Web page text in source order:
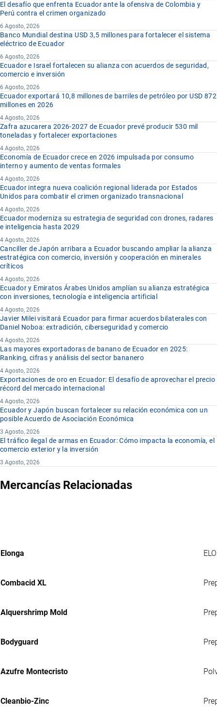
El desafío que enfrenta Ecuador ante la ofensiva de Colombia y
Perú contra el crimen organizado
6 Agosto, 2026
Banco Mundial destina USD 3,5 millones para fortalecer el sistema
eléctrico de Ecuador
6 Agosto, 2026
Ecuador e Israel fortalecen su alianza con acuerdos de seguridad,
comercio e inversión
6 Agosto, 2026
Ecuador exportará 10,8 millones de barriles de petróleo por USD 872
millones en 2026
4 Agosto, 2026
Zafra azucarera 2026-2027 de Ecuador prevé producir 530 mil
toneladas y fortalecer exportaciones
4 Agosto, 2026
Economía de Ecuador crece en 2026 impulsada por consumo
interno y aumento de ventas formales
4 Agosto, 2026
Ecuador integra nueva coalición regional liderada por Estados
Unidos para combatir el crimen organizado transnacional
4 Agosto, 2026
Ecuador moderniza su estrategia de seguridad con drones, radares
e inteligencia hasta 2029
4 Agosto, 2026
Canciller de Japón arribara a Ecuador buscando ampliar la alianza
estratégica con comercio, inversión y cooperación en minerales
críticos
4 Agosto, 2026
Ecuador y Emiratos Árabes Unidos amplían su alianza estratégica
con inversiones, tecnología e inteligencia artificial
4 Agosto, 2026
Javier Milei visitará Ecuador para firmar acuerdos bilaterales con
Daniel Noboa: extradición, ciberseguridad y comercio
4 Agosto, 2026
Las mayores exportadoras de banano de Ecuador en 2025:
Ranking, cifras y análisis del sector bananero
4 Agosto, 2026
Exportaciones de oro en Ecuador: El desafío de aprovechar el precio
récord del mercado internacional
4 Agosto, 2026
Ecuador y Japón buscan fortalecer su relación económica con un
posible Acuerdo de Asociación Económica
3 Agosto, 2026
El tráfico ilegal de armas en Ecuador: Cómo impacta la economía, el
comercio exterior y la inversión
3 Agosto, 2026
Mercancías Relacionadas
Elonga
Combacid XL
Alquershrimp Mold
Bodyguard
Azufre Montecristo
Cleanbio-Zinc